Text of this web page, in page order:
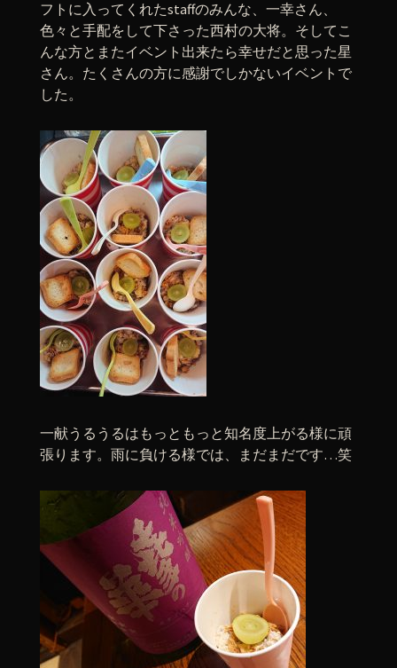
フトに入ってくれたstaffのみんな、一幸さん、
色々と手配をして下さった西村の大将。そしてこ
んな方とまたイベント出来たら幸せだと思った星
さん。たくさんの方に感謝でしかないイベントで
した。
一献うるうるはもっともっと知名度上がる様に頑
張ります。雨に負ける様では、まだまだです…笑